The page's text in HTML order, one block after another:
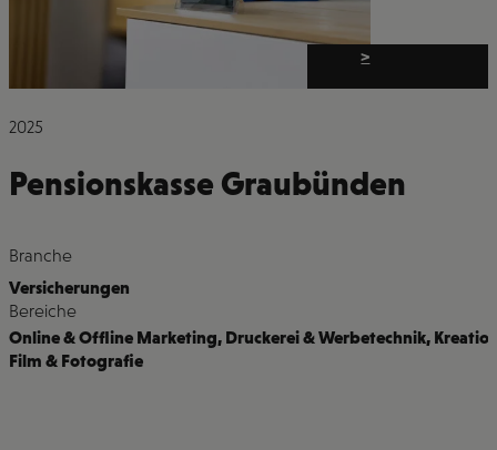
>
2025
Pensionskasse Graubünden
Branche
Versicherungen
Bereiche
Online & Offline Marketing, Druckerei & Werbetechnik,
Film & Fotografie